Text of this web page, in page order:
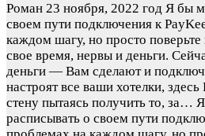
Роман 23 ноября, 2022 год Я бы
своем пути подключения к
каждом шагу, но просто
свое время, нервы и деньги.
деньги — Вам сделают и
настроят все ваши хотелки,
стену пытаясь получить то, за…
расписывать о своем пути